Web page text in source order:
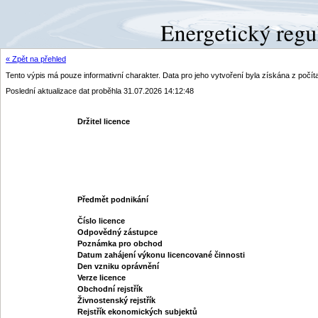
« Zpět na přehled
Tento výpis má pouze informativní charakter. Data pro jeho vytvoření byla získána z
Poslední aktualizace dat proběhla 31.07.2026 14:12:48
Držitel licence
Předmět podnikání
Číslo licence
Odpovědný zástupce
Poznámka pro obchod
Datum zahájení výkonu licencované činnosti
Den vzniku oprávnění
Verze licence
Obchodní rejstřík
Živnostenský rejstřík
Rejstřík ekonomických subjektů